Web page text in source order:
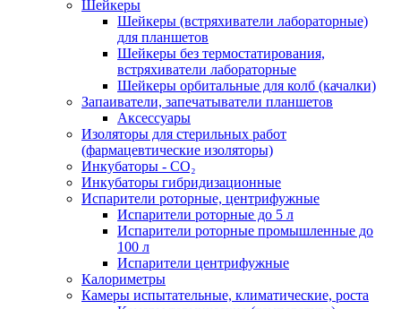
Шейкеры
Шейкеры (встряхиватели лабораторные)
для планшетов
Шейкеры без термостатирования,
встряхиватели лабораторные
Шейкеры орбитальные для колб (качалки)
Запаиватели, запечатыватели планшетов
Аксессуары
Изоляторы для стерильных работ
(фармацевтические изоляторы)
Инкубаторы - CO₂
Инкубаторы гибридизационные
Испарители роторные, центрифужные
Испарители роторные до 5 л
Испарители роторные промышленные до
100 л
Испарители центрифужные
Калориметры
Камеры испытательные, климатические, роста